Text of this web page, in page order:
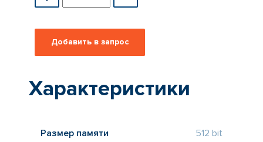
Характеристики
Размер памяти
512 bit